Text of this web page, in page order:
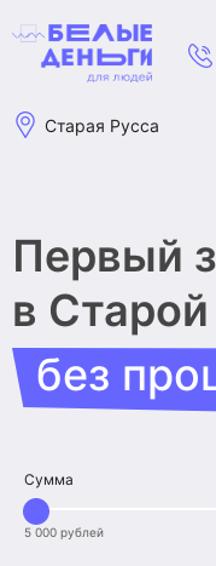
Старая Русса
Первый
в
без
Сумма
5 000 рублей